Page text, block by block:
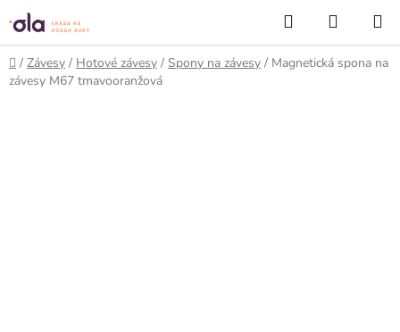
Prejsť
na
obsah
Hľadať
KOŠÍK
Domov
/ Závesy / Hotové závesy / Spony na závesy / Magnetická spona na
závesy M67 tmavooranžová